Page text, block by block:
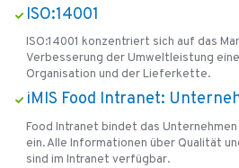
ISO:14001
ISO:14001 konzentriert sich auf das
Verbesserung der Umweltleistung
Organisation und der Lieferkette.
iMIS Food Intranet:
Food Intranet bindet das
ein. Alle Informationen über Qualität
sind im Intranet verfügbar.